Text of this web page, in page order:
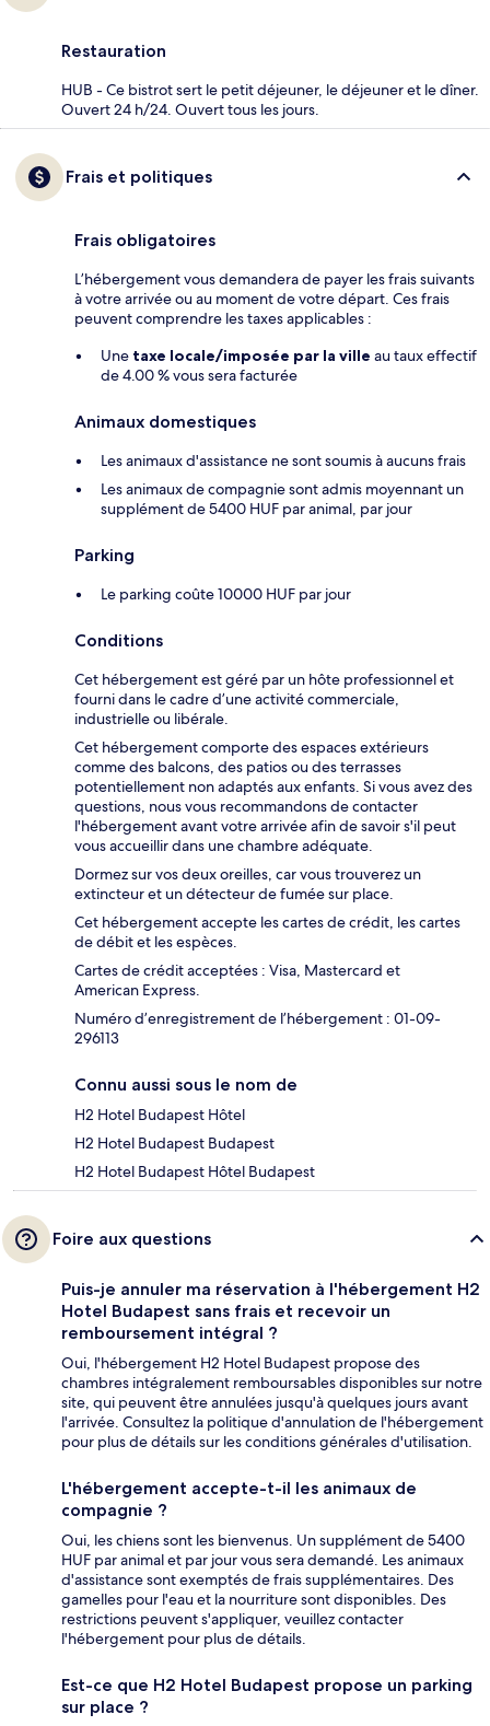
Restauration
HUB - Ce bistrot sert le petit déjeuner, le déjeuner et le dîner.
Ouvert 24 h/24. Ouvert tous les jours.
Frais et politiques
Frais obligatoires
L’hébergement vous demandera de payer les frais suivants
à votre arrivée ou au moment de votre départ. Ces frais
peuvent comprendre les taxes applicables :
Une taxe locale/imposée par la ville au taux effectif
de 4.00 % vous sera facturée
Animaux domestiques
Les animaux d'assistance ne sont soumis à aucuns frais
Les animaux de compagnie sont admis moyennant un
supplément de 5400 HUF par animal, par jour
Parking
Le parking coûte 10000 HUF par jour
Conditions
Cet hébergement est géré par un hôte professionnel et
fourni dans le cadre d’une activité commerciale,
industrielle ou libérale.
Cet hébergement comporte des espaces extérieurs
comme des balcons, des patios ou des terrasses
potentiellement non adaptés aux enfants. Si vous avez des
questions, nous vous recommandons de contacter
l'hébergement avant votre arrivée afin de savoir s'il peut
vous accueillir dans une chambre adéquate.
Dormez sur vos deux oreilles, car vous trouverez un
extincteur et un détecteur de fumée sur place.
Cet hébergement accepte les cartes de crédit, les cartes
de débit et les espèces.
Cartes de crédit acceptées : Visa, Mastercard et
American Express.
Numéro d’enregistrement de l’hébergement : 01-09-
296113
Connu aussi sous le nom de
H2 Hotel Budapest Hôtel
H2 Hotel Budapest Budapest
H2 Hotel Budapest Hôtel Budapest
Foire aux questions
Puis-je annuler ma réservation à l'hébergement H2
Hotel Budapest sans frais et recevoir un
remboursement intégral ?
Oui, l'hébergement H2 Hotel Budapest propose des
chambres intégralement remboursables disponibles sur notre
site, qui peuvent être annulées jusqu'à quelques jours avant
l'arrivée. Consultez la politique d'annulation de l'hébergement
pour plus de détails sur les conditions générales d'utilisation.
L'hébergement accepte-t-il les animaux de
compagnie ?
Oui, les chiens sont les bienvenus. Un supplément de 5400
HUF par animal et par jour vous sera demandé. Les animaux
d'assistance sont exemptés de frais supplémentaires. Des
gamelles pour l'eau et la nourriture sont disponibles. Des
restrictions peuvent s'appliquer, veuillez contacter
l'hébergement pour plus de détails.
Est-ce que H2 Hotel Budapest propose un parking
sur place ?